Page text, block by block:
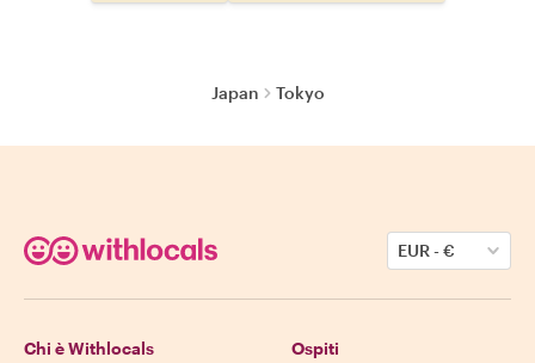
Japan Tokyo
EUR-€
Chi è Withlocals Ospiti